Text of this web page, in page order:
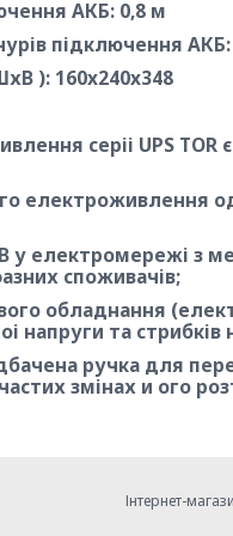
АКБ: 0,8 м
підключення
): 160x240x348
серіі UPS
електроживлення
у електромережі з
споживачів;
обладнання
напруги та
ручка для
змінах и ого